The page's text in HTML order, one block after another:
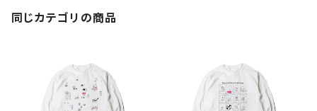
同じカテゴリの商品